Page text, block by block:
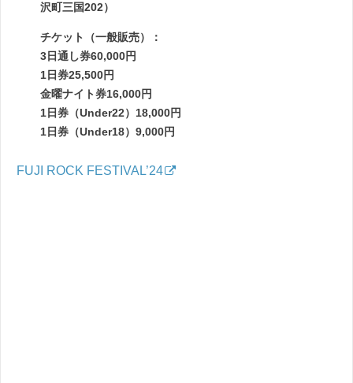
沢町三国202）
チケット（一般販売）：
3日通し券60,000円
1日券25,500円
金曜ナイト券16,000円
1日券（Under22）18,000円
1日券（Under18）9,000円
FUJI ROCK FESTIVAL’24